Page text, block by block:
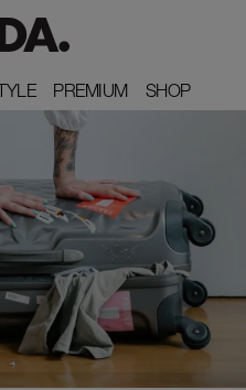
PREMIUM
PREMIUM SHOP
SHOP